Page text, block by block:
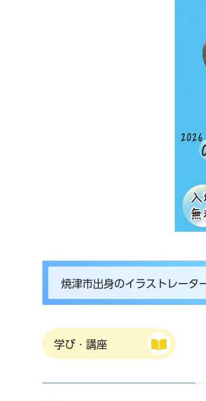
焼津市出身のイラストレータ
学び・講座